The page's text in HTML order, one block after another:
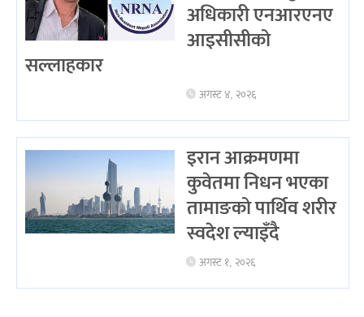
अधिकारी एनआरएनए
आइसीसीको
सल्लाहकार
अगस्ट ४, २०२६
इरान आक्रमणमा
कुवेतमा निधन भएका
तामाङको पार्थिव शरीर
स्वदेश ल्याइँदै
अगस्ट १, २०२६